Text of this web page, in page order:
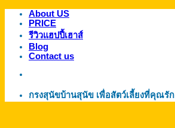
ข้าม
เนื้อหา
About US
PRICE
รีวิวแฮปปี้เฮาส์
Blog
Contact us
กรงสุนัขบ้านสุนัข เพื่อสัตว์เลี้ยงที่คุณรัก